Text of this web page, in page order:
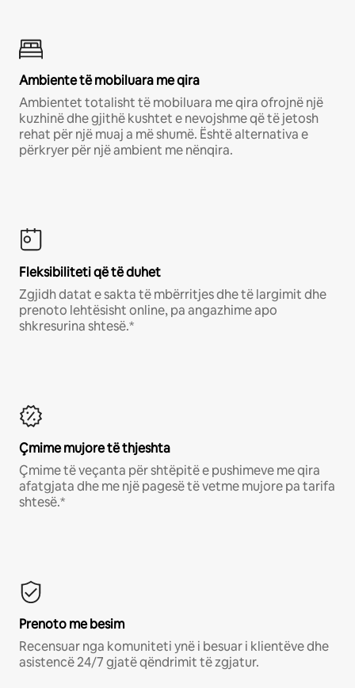
Ambiente të mobiluara me qira
Ambientet totalisht të mobiluara me qira ofrojnë një
kuzhinë dhe gjithë kushtet e nevojshme që të jetosh
rehat për një muaj a më shumë. Është alternativa e
përkryer për një ambient me nënqira.
Fleksibiliteti që të duhet
Zgjidh datat e sakta të mbërritjes dhe të largimit dhe
prenoto lehtësisht online, pa angazhime apo
shkresurina shtesë.*
Çmime mujore të thjeshta
Çmime të veçanta për shtëpitë e pushimeve me qira
afatgjata dhe me një pagesë të vetme mujore pa tarifa
shtesë.*
Prenoto me besim
Recensuar nga komuniteti ynë i besuar i klientëve dhe
asistencë 24/7 gjatë qëndrimit të zgjatur.